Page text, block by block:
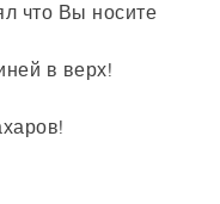
что Вы носите
в верх!